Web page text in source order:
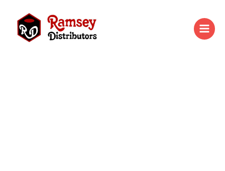
content